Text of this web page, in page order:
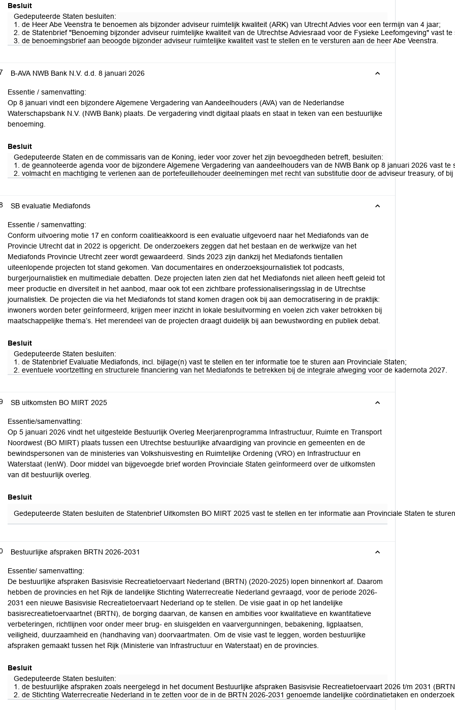
Besluit
Gedeputeerde Staten besluiten:
1. de Heer Abe Veenstra te benoemen als bijzonder adviseur ruimtelijk kwaliteit (ARK) van Utrecht Advies voor een termijn van 4 jaar;
2. de Statenbrief "Benoeming bijzonder adviseur ruimtelijke kwaliteit van de Utrechtse Adviesraad voor de Fysieke Leefomgeving" vast
3. de benoemingsbrief aan beoogde bijzonder adviseur ruimtelijke kwaliteit vast te stellen en te versturen aan de heer Abe Veenstra.
B-AVA NWB Bank N.V. d.d. 8 januari 2026
Essentie / samenvatting:
Op 8 januari vindt een bijzondere Algemene Vergadering van Aandeelhouders (AVA) van de Nederlandse
Waterschapsbank N.V. (NWB Bank) plaats. De vergadering vindt digitaal plaats en staat in teken van een bestuurlijke
benoeming.
Besluit
Gedeputeerde Staten en de commissaris van de Koning, ieder voor zover het zijn bevoegdheden betreft, besluiten:
1. de geannoteerde agenda voor de bijzondere Algemene Vergadering van aandeelhouders van de NWB Bank op 8 januari 2026 vast
2. volmacht en machtiging te verlenen aan de portefeuillehouder deelnemingen met recht van substitutie door de adviseur treasury, of
SB evaluatie Mediafonds
Essentie / samenvatting:
Conform uitvoering motie 17 en conform coalitieakkoord is een evaluatie uitgevoerd naar het Mediafonds van de
Provincie Utrecht dat in 2022 is opgericht. De onderzoekers zeggen dat het bestaan en de werkwijze van het
Mediafonds Provincie Utrecht zeer wordt gewaardeerd. Sinds 2023 zijn dankzij het Mediafonds tientallen
uiteenlopende projecten tot stand gekomen. Van documentaires en onderzoeksjournalistiek tot podcasts,
burgerjournalistiek en multimediale debatten. Deze projecten laten zien dat het Mediafonds niet alleen heeft geleid tot
meer productie en diversiteit in het aanbod, maar ook tot een zichtbare professionaliseringsslag in de Utrechtse
journalistiek. De projecten die via het Mediafonds tot stand komen dragen ook bij aan democratisering in de praktijk:
inwoners worden beter geïnformeerd, krijgen meer inzicht in lokale besluitvorming en voelen zich vaker betrokken bij
maatschappelijke thema’s. Het merendeel van de projecten draagt duidelijk bij aan bewustwording en publiek debat.
Besluit
Gedeputeerde Staten besluiten:
1. de Statenbrief Evaluatie Mediafonds, incl. bijlage(n) vast te stellen en ter informatie toe te sturen aan Provinciale Staten;
2. eventuele voortzetting en structurele financiering van het Mediafonds te betrekken bij de integrale afweging voor de kadernota 2027.
SB uitkomsten BO MIRT 2025
Essentie/samenvatting:
Op 5 januari 2026 vindt het uitgestelde Bestuurlijk Overleg Meerjarenprogramma Infrastructuur, Ruimte en Transport
Noordwest (BO MIRT) plaats tussen een Utrechtse bestuurlijke afvaardiging van provincie en gemeenten en de
bewindspersonen van de ministeries van Volkshuisvesting en Ruimtelijke Ordening (VRO) en Infrastructuur en
Waterstaat (IenW). Door middel van bijgevoegde brief worden Provinciale Staten geïnformeerd over de uitkomsten
van dit bestuurlijk overleg.
Besluit
Gedeputeerde Staten besluiten de Statenbrief Uitkomsten BO MIRT 2025 vast te stellen en ter informatie aan Provinciale Staten te
Bestuurlijke afspraken BRTN 2026-2031
Essentie/ samenvatting:
De bestuurlijke afspraken Basisvisie Recreatietoervaart Nederland (BRTN) (2020-2025) lopen binnenkort af. Daarom
hebben de provincies en het Rijk de landelijke Stichting Waterrecreatie Nederland gevraagd, voor de periode 2026-
2031 een nieuwe Basisvisie Recreatietoervaart Nederland op te stellen. De visie gaat in op het landelijke
basisrecreatietoervaartnet (BRTN), de borging daarvan, de kansen en ambities voor kwalitatieve en kwantitatieve
verbeteringen, richtlijnen voor onder meer brug- en sluisgelden en vaarvergunningen, bebakening, ligplaatsen,
veiligheid, duurzaamheid en (handhaving van) doorvaartmaten. Om de visie vast te leggen, worden bestuurlijke
afspraken gemaakt tussen het Rijk (Ministerie van lnfrastructuur en Waterstaat) en de provincies.
Besluit
Gedeputeerde Staten besluiten:
1. de bestuurlijke afspraken zoals neergelegd in het document Bestuurlijke afspraken Basisvisie Recreatietoervaart 2026 t/m 2031
2. de Stichting Waterrecreatie Nederland in te zetten voor de in de BRTN 2026-2031 genoemde landelijke coördinatietaken en